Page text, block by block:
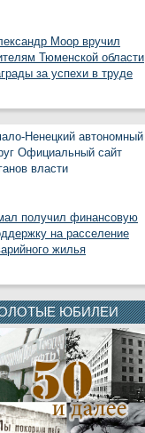
Моор вручил
Тюменской области
за успехи в труде
Ненецкий автономный
Официальный сайт
власти
получил финансовую
на расселение
жилья
ЮБИЛЕИ